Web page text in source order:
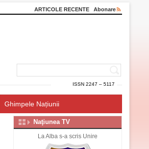
ARTICOLE RECENTE Abonare
ISSN 2247 – 5117
Ghimpele Națiunii
Naţiunea TV
La Alba s-a scris Unire